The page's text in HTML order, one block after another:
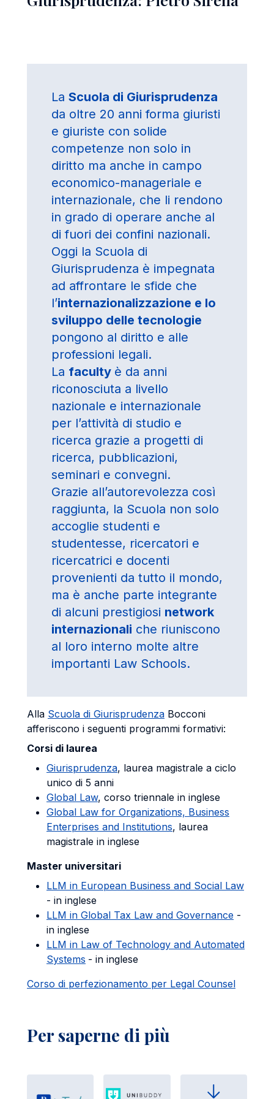
La Scuola di Giurisprudenza
da oltre 20 anni forma giuristi
e giuriste con solide
competenze non solo in
diritto ma anche in campo
economico-manageriale e
internazionale, che li rendono
in grado di operare anche al
di fuori dei confini nazionali.
Oggi la Scuola di
Giurisprudenza è impegnata
ad affrontare le sfide che
l’internazionalizzazione e lo
sviluppo delle tecnologie
pongono al diritto e alle
professioni legali.
La faculty è da anni
riconosciuta a livello
nazionale e internazionale
per l’attività di studio e
ricerca grazie a progetti di
ricerca, pubblicazioni,
seminari e convegni.
Grazie all’autorevolezza così
raggiunta, la Scuola non solo
accoglie studenti e
studentesse, ricercatori e
ricercatrici e docenti
provenienti da tutto il mondo,
ma è anche parte integrante
di alcuni prestigiosi network
internazionali che riuniscono
al loro interno molte altre
importanti Law Schools.
Alla Scuola di Giurisprudenza Bocconi
afferiscono i seguenti programmi formativi:
Corsi di laurea
Giurisprudenza, laurea magistrale a ciclo
unico di 5 anni
Global Law, corso triennale in inglese
Global Law for Organizations, Business
Enterprises and Institutions, laurea
magistrale in inglese
Master universitari
LLM in European Business and Social Law
- in inglese
LLM in Global Tax Law and Governance -
in inglese
LLM in Law of Technology and Automated
Systems - in inglese
Corso di perfezionamento per Legal Counsel
Per saperne di più